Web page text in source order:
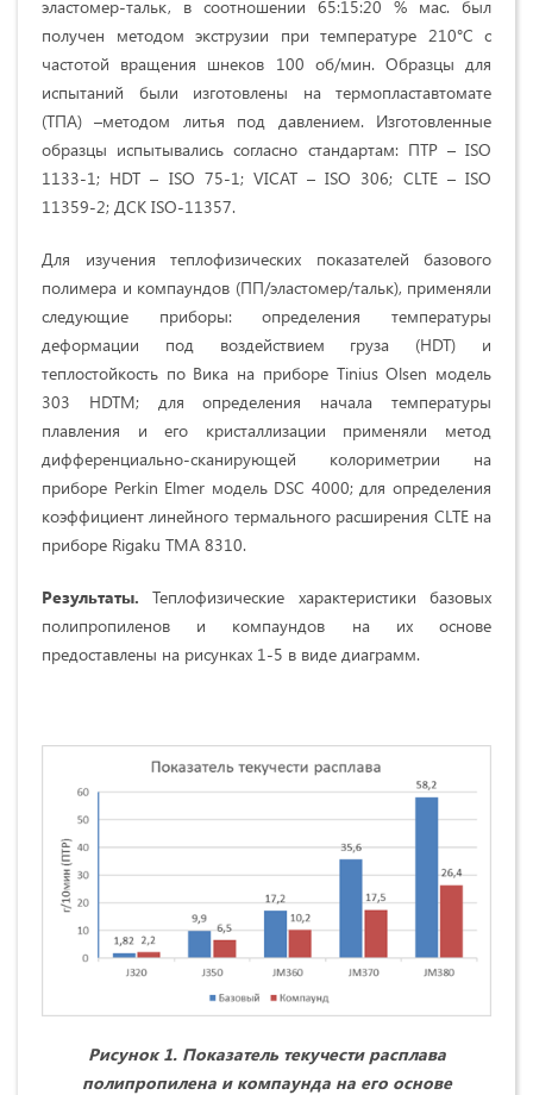
эластомер-тальк, в соотношении 65:15:20 % мас. был
получен методом экструзии при температуре 210°С с
частотой вращения шнеков 100 об/мин. Образцы для
испытаний были изготовлены на термопластавтомате
(ТПА) –методом литья под давлением. Изготовленные
образцы испытывались согласно стандартам: ПТР – ISO
1133-1; HDT – ISO 75-1; VICAT – ISO 306; CLTE – ISO
11359-2; ДСК ISO-11357.
Для изучения теплофизических показателей базового
полимера и компаундов (ПП/эластомер/тальк), применяли
следующие приборы: определения температуры
деформации под воздействием груза (HDT) и
теплостойкость по Вика на приборе Tinius Olsen модель
303 HDTM; для определения начала температуры
плавления и его кристаллизации применяли метод
дифференциально-сканирующей колориметрии на
приборе Perkin Elmer модель DSC 4000; для определения
коэффициент линейного термального расширения CLTE на
приборе Rigaku TMA 8310.
Результаты.Теплофизические характеристики базовых
полипропиленов и компаундов на их основе
предоставлены на рисунках 1-5 в виде диаграмм.
Рисунок 1. Показатель текучести расплава
полипропилена и компаунда на его основе